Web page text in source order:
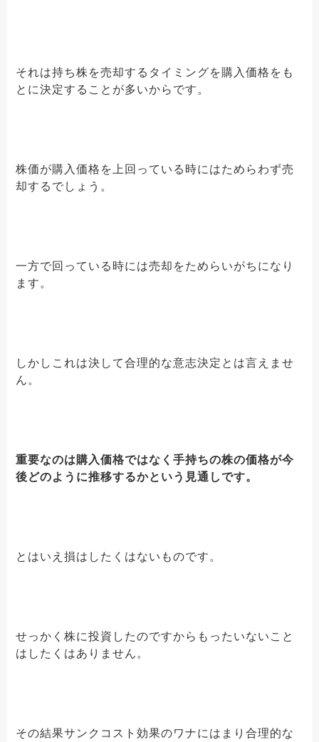
それは持ち株を売却するタイミングを購入価格をも
とに決定することが多いからです。
株価が購入価格を上回っている時にはためらわず売
却するでしょう。
一方で回っている時には売却をためらいがちになり
ます。
しかしこれは決して合理的な意志決定とは言えませ
ん。
重要なのは購入価格ではなく手持ちの株の価格が今
後どのように推移するかという見通しです。
とはいえ損はしたくはないものです。
せっかく株に投資したのですからもったいないこと
はしたくはありません。
その結果サンクコスト効果のワナにはまり合理的な